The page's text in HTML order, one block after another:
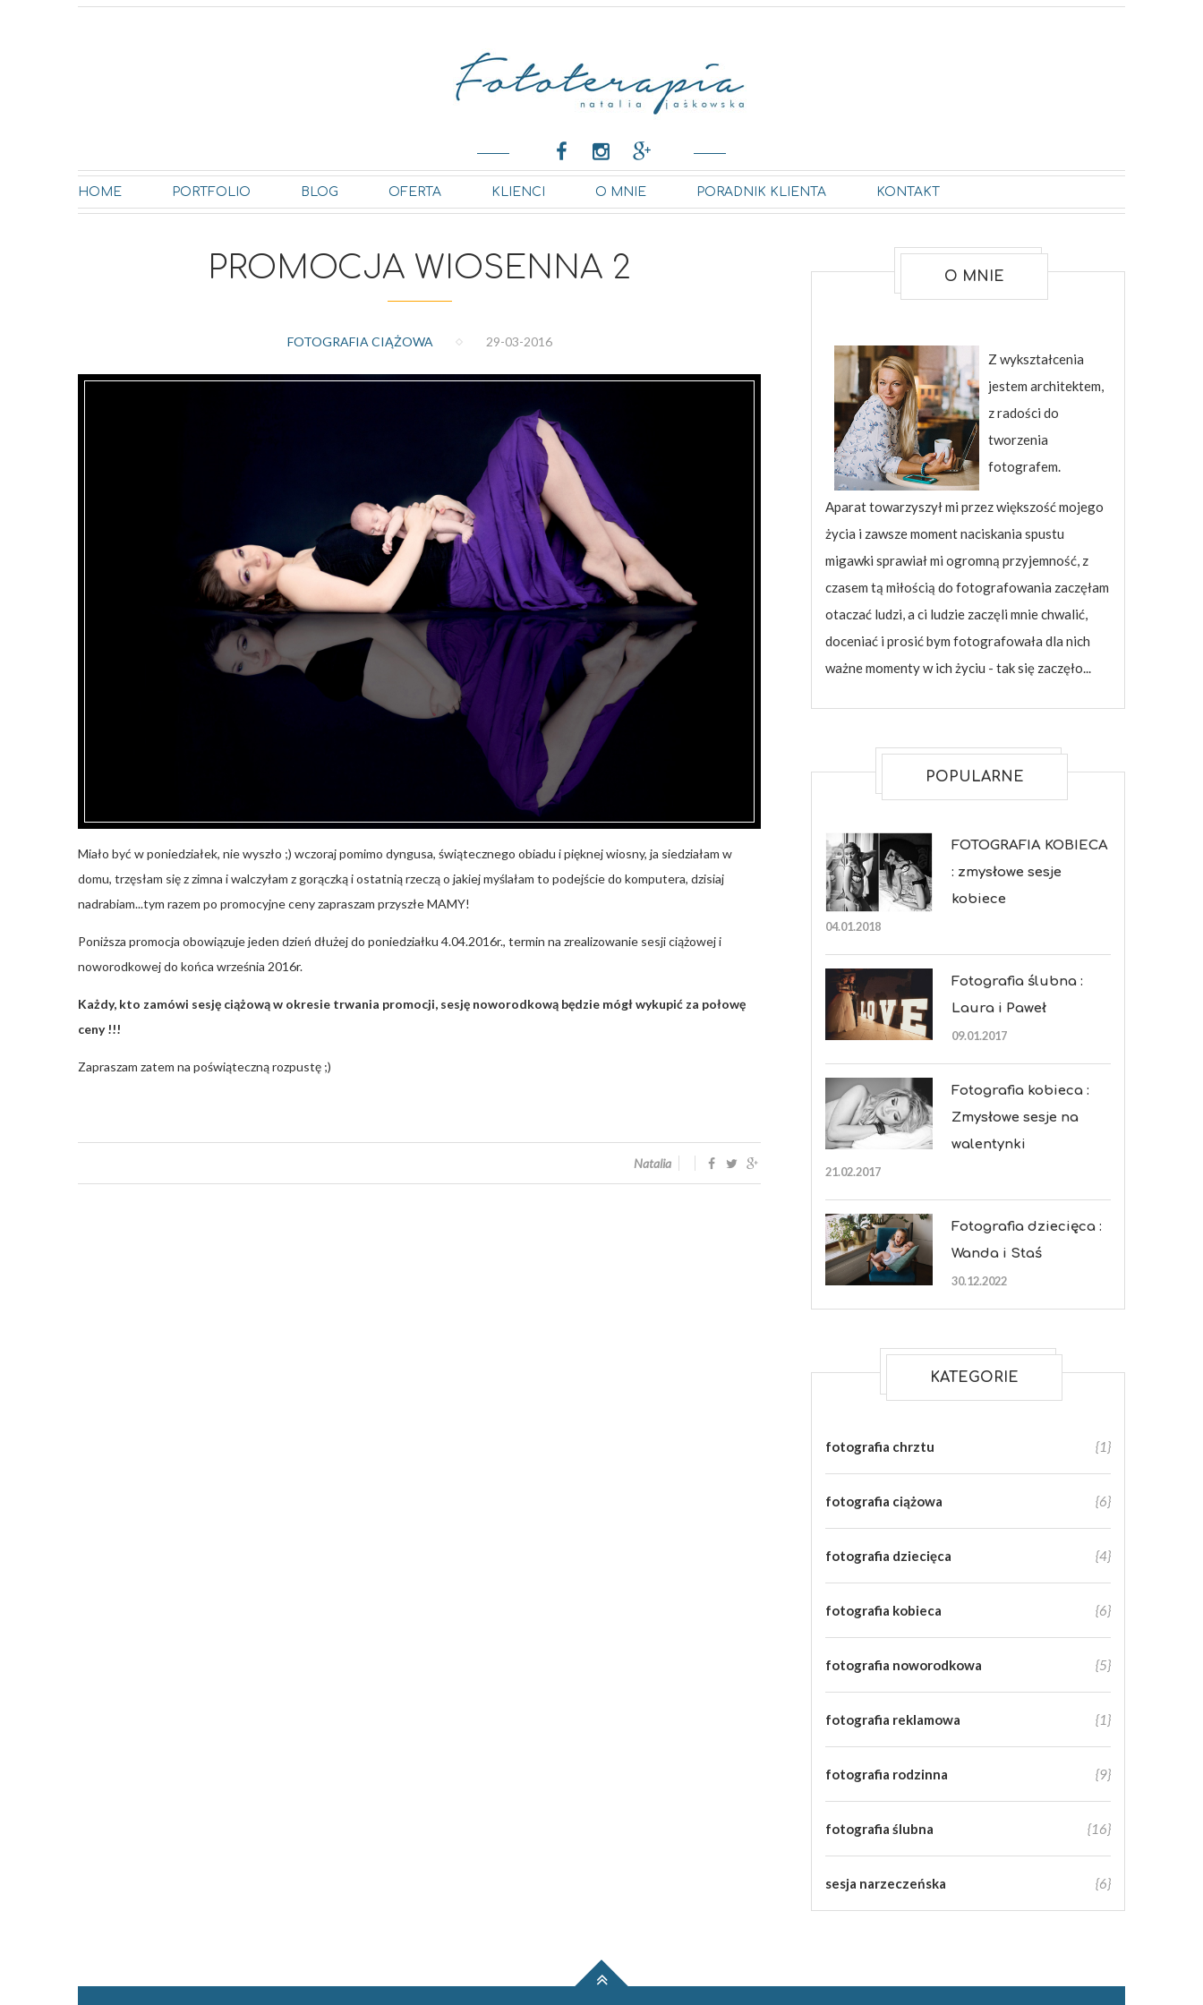
HOME PORTFOLIO BLOG OFERTA KLIENCI O MNIE PORADNIK KLIENTA KONTAKT
PROMOCJA WIOSENNA 2
FOTOGRAFIA CIĄŻOWA 29-03-2016
Miało być w poniedziałek, nie wyszło ;) wczoraj pomimo dyngusa, świątecznego obiadu i pięknej wiosny, ja siedziałam w
domu, trzęsłam się z zimna i walczyłam z gorączką i ostatnią rzeczą o jakiej myślałam to podejście do komputera, dzisiaj
nadrabiam...tym razem po promocyjne ceny zapraszam przyszłe MAMY!
Poniższa promocja obowiązuje jeden dzień dłużej do poniedziałku 4.04.2016r., termin na zrealizowanie sesji ciążowej i
noworodkowej do końca września 2016r.
Każdy, kto zamówi sesję ciążową w okresie trwania promocji, sesję noworodkową będzie mógł wykupić za połowę
ceny !!!
Zapraszam zatem na poświąteczną rozpustę ;)
Natalia
O MNIE
Z wykształcenia
jestem architektem,
z radości do
tworzenia
fotografem.
Aparat towarzyszył mi przez większość mojego
życia i zawsze moment naciskania spustu
migawki sprawiał mi ogromną przyjemność, z
czasem tą miłością do fotografowania zaczęłam
otaczać ludzi, a ci ludzie zaczęli mnie chwalić,
doceniać i prosić bym fotografowała dla nich
ważne momenty w ich życiu - tak się zaczęło...
POPULARNE
FOTOGRAFIA KOBIECA
: zmysłowe sesje
kobiece
04.01.2018
Fotografia ślubna :
Laura i Paweł
09.01.2017
Fotografia kobieca :
Zmysłowe sesje na
walentynki
21.02.2017
Fotografia dziecięca :
Wanda i Staś
30.12.2022
KATEGORIE
fotografia chrztu {1}
fotografia ciążowa {6}
fotografia dziecięca {4}
fotografia kobieca {6}
fotografia noworodkowa {5}
fotografia reklamowa {1}
fotografia rodzinna {9}
fotografia ślubna {16}
sesja narzeczeńska {6}